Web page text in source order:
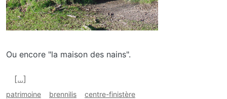
Ou encore "la maison des nains".
[...]
patrimoine brennilis centre-finistère